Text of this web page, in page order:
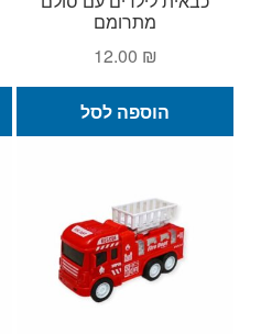
מתרומם
12.00 ₪
הוספה לסל